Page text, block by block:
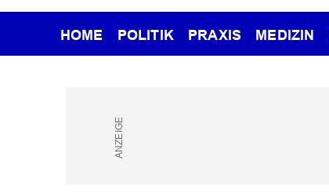
HOME POLITIK PRAXIS MEDIZIN